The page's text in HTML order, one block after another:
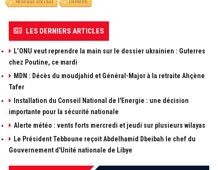
Réseaux sociaux Démenti
LES DERNIERS ARTICLES
L’ONU veut reprendre la main sur le dossier ukrainien : Guterres
chez Poutine, ce mardi
MDN : Décès du moudjahid et Général-Major à la retraite Ahçène
Tafer
Installation du Conseil National de l'Energie : une décision
importante pour la sécurité nationale
Alerte météo : vents forts mercredi et jeudi sur plusieurs wilayas
Le Président Tebboune reçoit Abdelhamid Dbeibah le chef du
Gouvernement d'Unité nationale de Libye